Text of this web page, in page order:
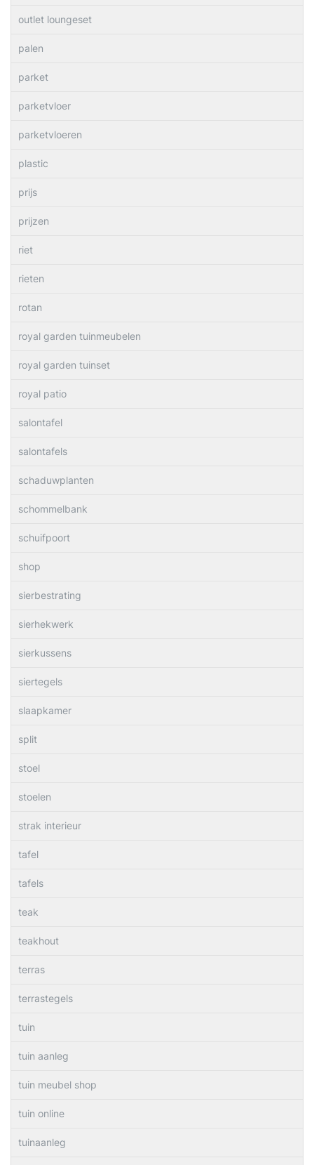
outlet loungeset
palen
parket
parketvloer
parketvloeren
plastic
prijs
prijzen
riet
rieten
rotan
royal garden tuinmeubelen
royal garden tuinset
royal patio
salontafel
salontafels
schaduwplanten
schommelbank
schuifpoort
shop
sierbestrating
sierhekwerk
sierkussens
siertegels
slaapkamer
split
stoel
stoelen
strak interieur
tafel
tafels
teak
teakhout
terras
terrastegels
tuin
tuin aanleg
tuin meubel shop
tuin online
tuinaanleg